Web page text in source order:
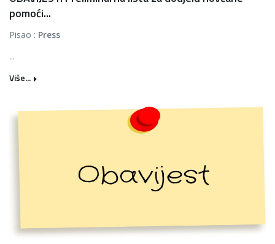
pomoći...
Pisao : Press
...
Više...